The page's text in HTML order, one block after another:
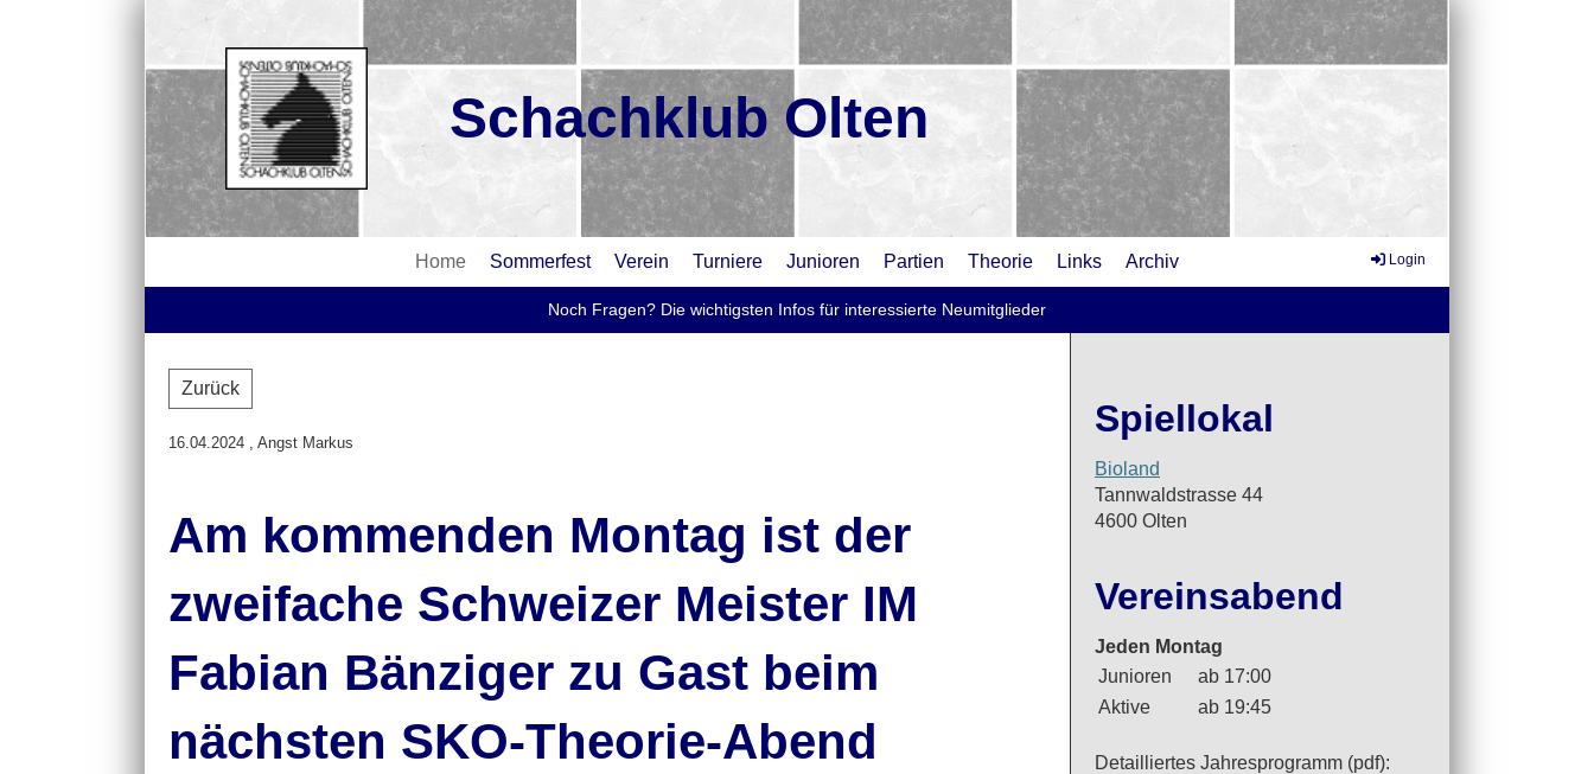
Schachklub Olten
Home Sommerfest Verein Turniere Junioren Partien Theorie Links Archiv Login
Noch Fragen? Die wichtigsten Infos für interessierte Neumitglieder
Zurück
16.04.2024 , Angst Markus
Am kommenden Montag ist der
zweifache Schweizer Meister IM
Fabian Bänziger zu Gast beim
nächsten SKO-Theorie-Abend
Spiellokal
Bioland
Tannwaldstrasse 44
4600 Olten
Vereinsabend
Jeden Montag
Junioren
ab 17:00
Aktive
ab 19:45
Detailliertes Jahresprogramm (pdf):